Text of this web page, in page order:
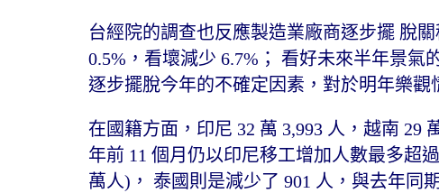
台經院的調查也反應製造業廠商逐步擺 脫
0.5%，看壞減少 6.7%； 看好未來半年景氣
逐步擺脫今年的不確定因素，對於明年樂觀
在國籍方面，印尼 32 萬 3,993 人，越南 29
年前 11 個月仍以印尼移工增加人數最多超
萬人)， 泰國則是減少了 901 人，與去年同